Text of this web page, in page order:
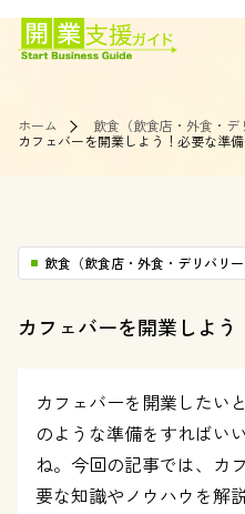
ホーム
飲食（飲食店・外食・デ
カフェバーを開業しよう！必要な準
飲食（飲食店・外食・デリバリー
カフェバーを開業しよ
カフェバーを開業したい
のような準備をすればい
ね。今回の記事では、カ
要な知識やノウハウを解